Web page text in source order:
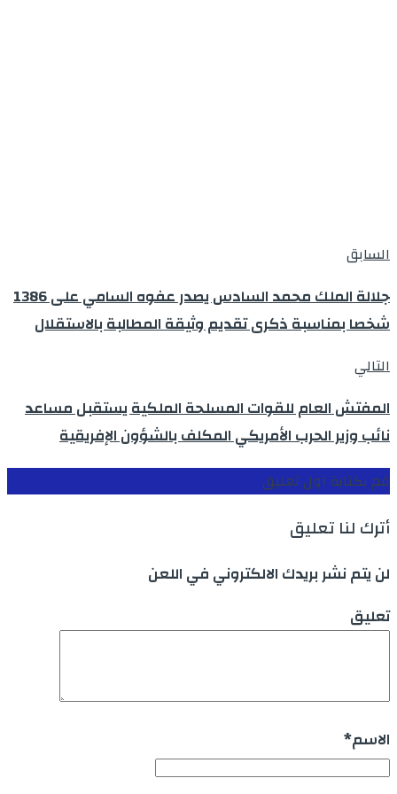
السابق
جلالة الملك محمد السادس يصدر عفوه السامي على 1386
شخصا بمناسبة ذكرى تقدیم وثیقة المطالبة بالاستقلال
التالي
المفتش العام للقوات المسلحة الملكية يستقبل مساعد
نائب وزير الحرب الأمريكي المكلف بالشؤون الإفريقية
قم بكتابة اول تعليق
أترك لنا تعليق
لن يتم نشر بريدك الالكتروني في اللعن
تعليق
الاسم*